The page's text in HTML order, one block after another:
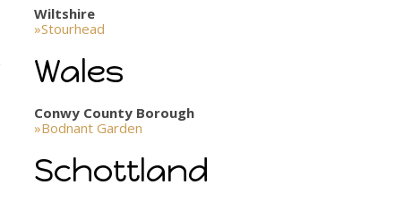
Wiltshire
»Stourhead
Wales
Conwy County Borough
»Bodnant Garden
Schottland